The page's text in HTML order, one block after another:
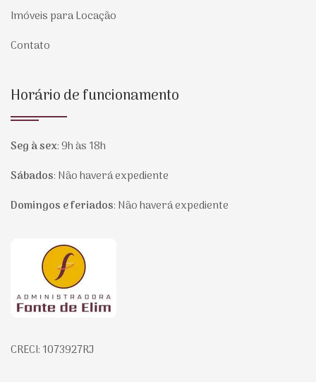
Imóveis para Locação
Contato
Horário de funcionamento
Seg à sex:9h às 18h
Sábados: Não haverá expediente
Domingos e feriados: Não haverá expediente
Página inicial
CRECI: 1073927RJ